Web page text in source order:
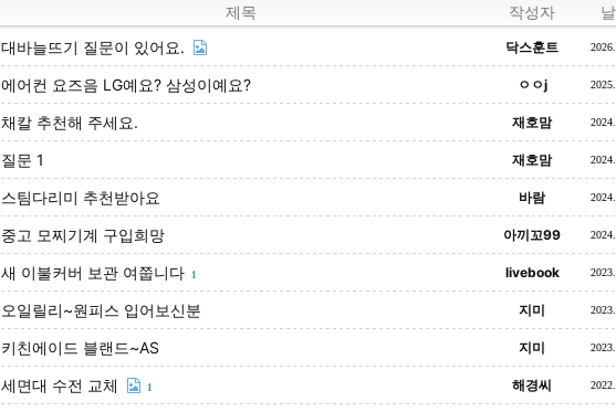
제목 작성자
대바늘뜨기 질문이 있어요. 닥스훈트
에어컨 요즈음 LG예요? 삼성이예요? ㅇㅇj
채칼 추천해 주세요. 재호맘
질문 1 재호맘
스팀다리미 추천받아요 바람
중고 모찌기계 구입희망 아끼꼬99
새 이불커버 보관 여쭙니다 1 livebook
오일릴리~원피스 입어보신분 지미
키친에이드 블랜드~AS 지미
세면대 수전 교체 1 해경씨